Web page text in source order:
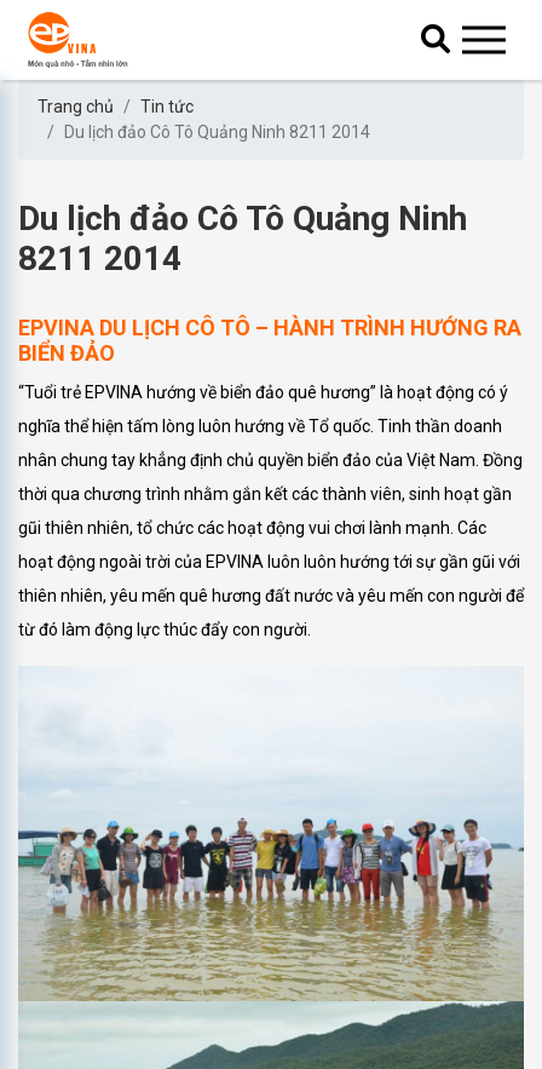
Trang chủ
Tin tức
Du lịch đảo Cô Tô Quảng Ninh 8211 2014
Du lịch đảo Cô Tô Quảng Ninh
8211 2014
EPVINA DU LỊCH CÔ TÔ – HÀNH TRÌNH HƯỚNG RA
BIỂN ĐẢO
“Tuổi trẻ EPVINA hướng về biển đảo quê hương” là hoạt động có ý
nghĩa thể hiện tấm lòng luôn hướng về Tổ quốc. Tinh thần doanh
nhân chung tay khẳng định chủ quyền biển đảo của Việt Nam. Đồng
thời qua chương trình nhằm gắn kết các thành viên, sinh hoạt gần
gũi thiên nhiên, tổ chức các hoạt động vui chơi lành mạnh. Các
hoạt động ngoài trời của EPVINA luôn luôn hướng tới sự gần gũi với
thiên nhiên, yêu mến quê hương đất nước và yêu mến con người để
từ đó làm động lực thúc đẩy con người.